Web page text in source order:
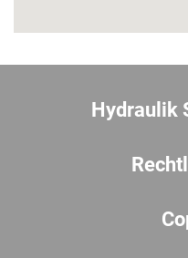
Hydraulik